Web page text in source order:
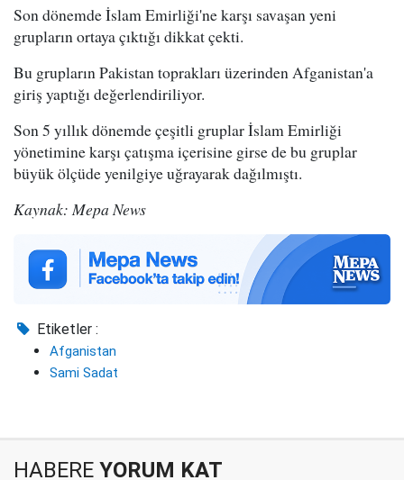
Son dönemde İslam Emirliği'ne karşı savaşan yeni
grupların ortaya çıktığı dikkat çekti.
Bu grupların Pakistan toprakları üzerinden Afganistan'a
giriş yaptığı değerlendiriliyor.
Son 5 yıllık dönemde çeşitli gruplar İslam Emirliği
yönetimine karşı çatışma içerisine girse de bu gruplar
büyük ölçüde yenilgiye uğrayarak dağılmıştı.
Kaynak: Mepa News
Etiketler :
Afganistan
Sami Sadat
HABERE YORUM KAT